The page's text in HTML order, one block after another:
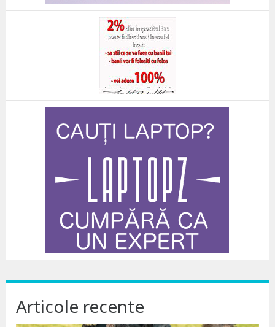
Articole recente